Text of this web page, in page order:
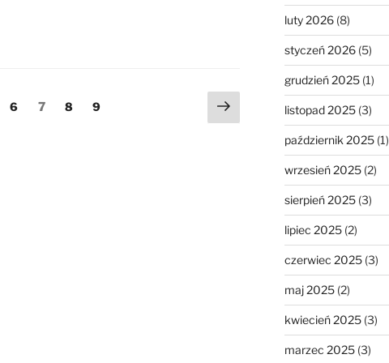
Strona
6 Strona
7 Strona
8 Strona
9
Następna
strona
luty 2026(8)
styczeń 2026(5)
grudzień 2025(1)
listopad 2025(3)
październik 2025(1)
wrzesień 2025(2)
sierpień 2025(3)
lipiec 2025(2)
czerwiec 2025(3)
maj 2025(2)
kwiecień 2025(3)
marzec 2025(3)